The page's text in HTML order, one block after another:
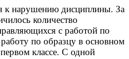
к нарушению дисциплины. За
количество
с работой по
по образцу в основном
классе. С одной